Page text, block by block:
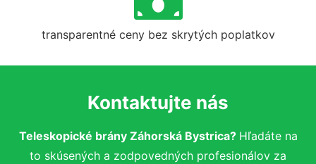
transparentné ceny bez skrytých poplatkov
Kontaktujte nás
Teleskopické brány Záhorská Bystrica? Hľadáte na
to skúsených a zodpovedných profesionálov za